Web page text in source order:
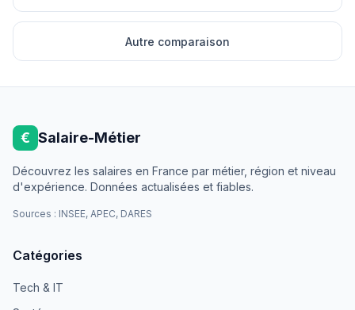
Autre comparaison
€ Salaire-Métier
Découvrez les salaires en France par métier, région et niveau
d'expérience. Données actualisées et fiables.
Sources : INSEE, APEC, DARES
Catégories
Tech & IT